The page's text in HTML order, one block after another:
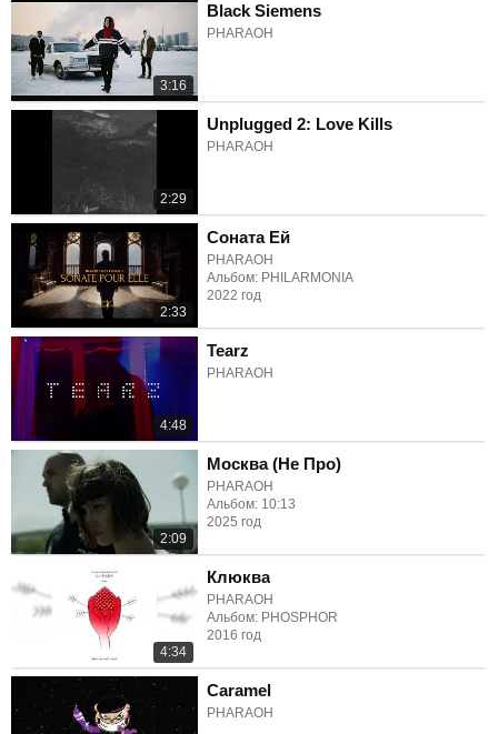
3:16
Black Siemens
PHARAOH
2:29
Unplugged 2: Love Kills
PHARAOH
2:33
Соната Ей
PHARAOH
Альбом: PHILARMONIA
2022 год
4:48
Tearz
PHARAOH
2:09
Москва (Не Про)
PHARAOH
Альбом: 10:13
2025 год
4:34
Клюква
PHARAOH
Альбом: PHOSPHOR
2016 год
Caramel
PHARAOH